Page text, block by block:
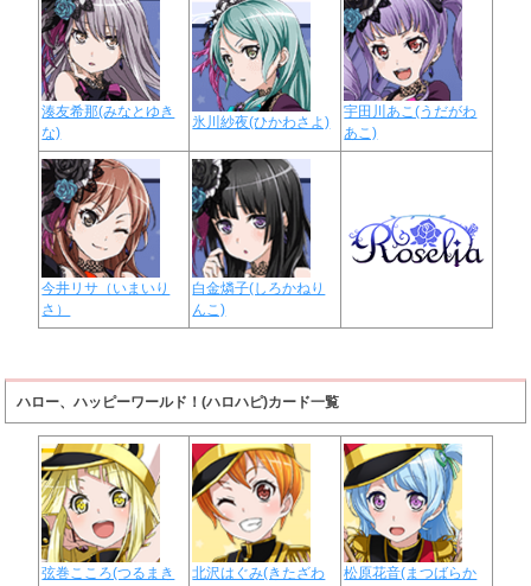
湊友希那(みなとゆき
な)
氷川紗夜(ひかわさよ)
宇田川あこ(うだがわ
あこ)
今井リサ（いまいり
さ）
白金燐子(しろかねり
んこ)
ハロー、ハッピーワールド！(ハロハピ)カード一覧
弦巻こころ(つるまき
北沢はぐみ(きたざわ
松原花音(まつばらか